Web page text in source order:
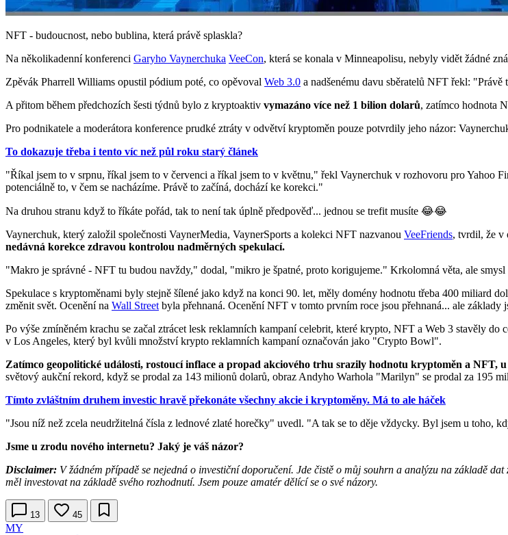
NFT - budoucnost, nebo bublina, která právě splaskla?
Na několikadenní konferenci Garyho Vaynerchuka VeeCon, která se konala v Minneapolisu, nebyly vidět žádné
Zpěvák Pharrell Williams opustil pódium poté, co opěvoval Web 3.0 a nadšenému davu sběratelů NFT řekl:
A přitom během předchozích šesti týdnů bylo z kryptoaktiv vymazáno více než 1 bilion dolarů, zatímco hodnota
Pro podnikatele a moderátora konference prudké ztráty v odvětví kryptoměn pouze potvrdily jeho názor:
To dokazuje třeba i tento víc než půl roku starý článek
"Říkal jsem to v srpnu, říkal jsem to v červenci a říkal jsem to v květnu," řekl Vaynerchuk v rozhovoru pro Yahoo
potenciálně to, v čem se nacházíme. Právě to začíná, dochází ke korekci."
Na druhou stranu když to říkáte pořád, tak to není tak úplně předpověď... jednou se trefit musíte 😂😂
Vaynerchuk, který založil společnosti VaynerMedia, VaynerSports a kolekci NFT nazvanou VeeFriends, tvrdil, že v
nedávná korekce zdravou kontrolou nadměrných spekulací.
"Makro je správné - NFT tu budou navždy," dodal, "mikro je špatné, proto korigujeme." Krkolomná věta, ale smysl
Spekulace s kryptoměnami byly stejně šílené jako když na konci 90. let, měly domény hodnotu třeba 400 miliard
změnit svět. Ocenění na Wall Street byla přehnaná. Ocenění NFT v tomto prvním roce jsou přehnaná... ale základy
Po výše zmíněném krachu se začal ztrácet lesk reklamních kampaní celebrit, které krypto, NFT a Web 3 stavěly
v Los Angeles, který byl kvůli množství krypto reklamních kampaní označován jako "Crypto Bowl".
Zatímco geopolitické události, rostoucí inflace a propad akciového trhu srazily hodnotu kryptoměn a NFT,
světový aukční rekord, když se prodal za 143 milionů dolarů, obraz Andyho Warhola "Marilyn" se prodal za 195
Tímto zvláštním druhem investic hravě překonáte všechny akcie i kryptoměny. Má to ale háček
"Jsou níž než zcela neudržitelná čísla z lednové zlaté horečky" uvedl. "A tak se to děje vždycky. Byl jsem u toho,
Jsme u zrodu nového internetu? Jaký je váš názor?
Disclaimer: V žádném případě se nejedná o investiční doporučení. Jde čistě o můj souhrn a analýzu na základě
měl investovat na základě svého rozhodnutí. Jsem pouze amatér dělící se o své názory.
13 45
MY